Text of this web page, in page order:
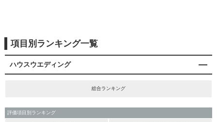
項目別ランキング一覧
ハウスウエディング
総合ランキング
評価項目別ランキング